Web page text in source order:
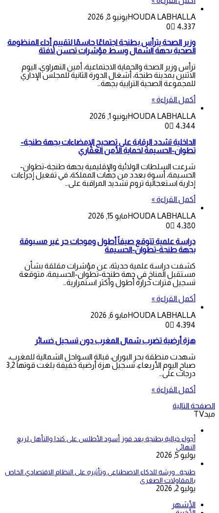
HOUDA LABHALLA يونيو 8, 2026
0
4٬337
وزير الصحة يترأس بطنجة اجتماعًا حاسمًا لتقييم أداء المنظومة
الصحية بجهة الشمال وسط مؤشرات تحسن لافتة
ترأس وزير الصحة والحماية الاجتماعية، أمين التهراوي، اليوم
الاثنين بمدينة طنجة، أشغال الدورة الثانية للمجلس الإداري
للمجموعة الصحية الترابية بجهة…
أكمل القراءة »
HOUDA LABHALLA يونيو 1, 2026
0
4٬344
الداخلية تشدد الرقابة على تصحيح الإمضاءات بجهة طنجة-
تطوان-الحسيمة لحماية الأمن العقاري
شرعت السلطات الولائية والإقليمية بجهة طنجة-تطوان-
الحسيمة، أسوة بعدد من جهات المملكة، في تفعيل إجراءات
إدارية استعجالية تروم تشديد المراقبة على…
أكمل القراءة »
HOUDA LABHALLA مايو 15, 2026
0
4٬380
دراسة علمية تتوقع صيفاً أطول وموجات حر غير مسبوقة
بجهة طنجة-تطوان-الحسيمة
كشفت دراسة علمية حديثة، عن مؤشرات مقلقة بشأن
مستقبل المناخ في جهة طنجة-تطوان-الحسيمة، متوقعة
تسجيل فترات حرارة أطول وأكثر استمرارية…
أكمل القراءة »
HOUDA LABHALLA مايو 6, 2026
0
4٬394
هزة أرضية تضرب شمال المغرب دون تسجيل خسائر
شهدت منطقة بحر البوران، قبالة السواحل الشمالية للمغرب،
صباح اليوم الأربعاء، تسجيل هزة أرضية خفيفة بلغت قوتها 3,2
درجات على…
أكمل القراءة »
الصفحة التالية
ميدTV
أجواء خيالية بطنجة بعد فوز أسود الأطلس على كندا والتأهل لربع
النهائي
يوليو 5, 2026
طنجة.. ورشة للذكاء الاصطناعى وتأثيره على النظام الاقتصادي الخاص
بالمقاولات الصغرى
يوليو 2, 2026
الأشهر